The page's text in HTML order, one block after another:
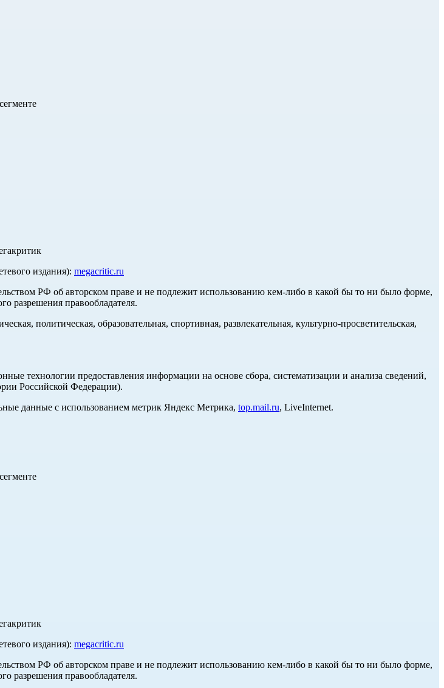
издания): megacritic.ru
РФ об авторском праве и не подлежит использованию кем-либо в какой бы то ни было форме,
разрешения правообладателя.
политическая, образовательная, спортивная, развлекательная, культурно-просветительская,
технологии предоставления информации на основе сбора, систематизации и анализа сведений,
Российской Федерации).
данные с использованием метрик Яндекс Метрика, top.mail.ru, LiveInternet.
издания): megacritic.ru
РФ об авторском праве и не подлежит использованию кем-либо в какой бы то ни было форме,
разрешения правообладателя.